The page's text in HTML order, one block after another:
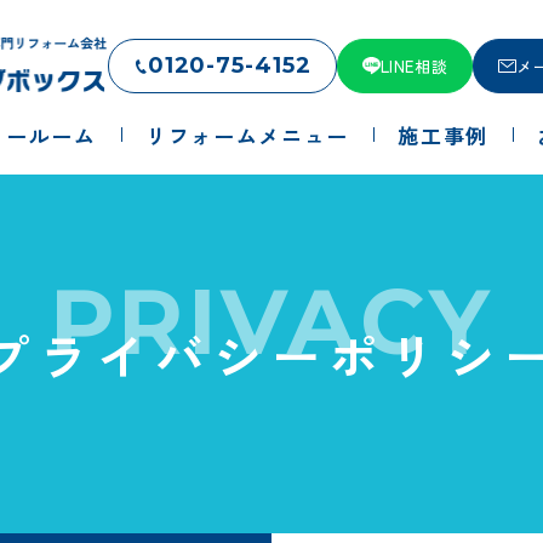
0120-75-4152 LINE相談 メ
ルーム リフォームメニュー 施工事例
ライバシーポリシ
PRIVACY